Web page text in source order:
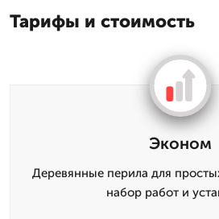
Тарифы и стоимость
Эконом
Деревянные перила для
набор работ и